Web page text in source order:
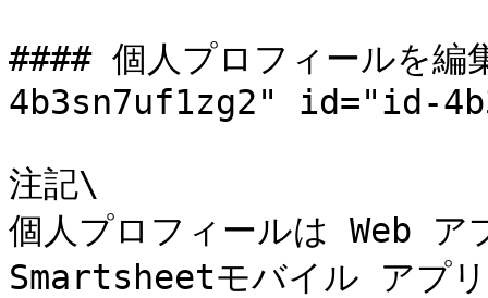
#### 個人プロフィールを
4b3sn7uf1zg2" id="id-
注記\
個人プロフィールは Web ア
Smartsheetモバイル ア